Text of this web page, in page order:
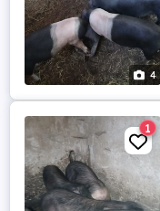
4
1